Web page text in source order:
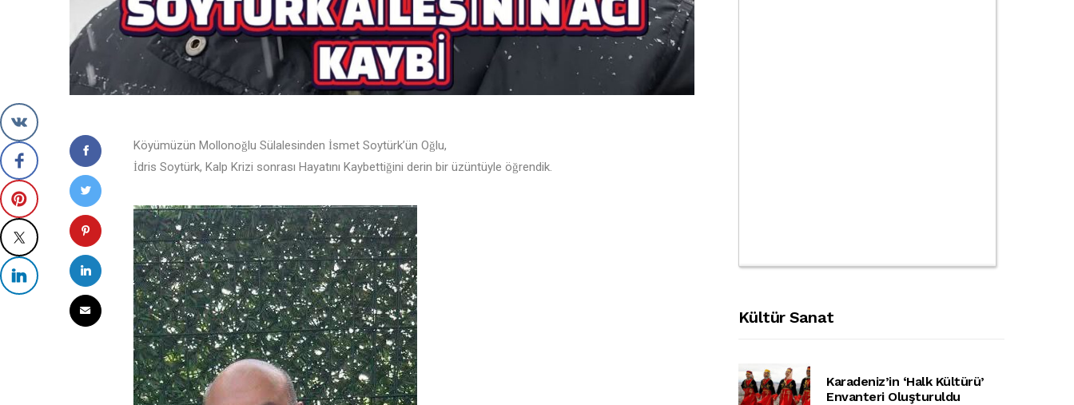
Köyümüzün Mollonoğlu Sülalesinden İsmet Soytürk’ün Oğlu,
İdris Soytürk, Kalp Krizi sonrası Hayatını Kaybettiğini derin bir üzüntüyle öğrendik.
Kültür Sanat
Karadeniz’in ‘halk Kültürü’
Envanteri Oluşturuldu